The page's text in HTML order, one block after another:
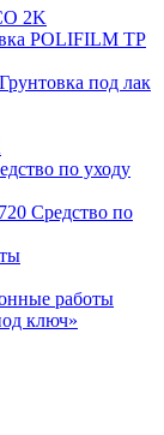
2K
POLIFILM TP
Грунтовка под лак
по уходу
Средство по
работы
ключ»